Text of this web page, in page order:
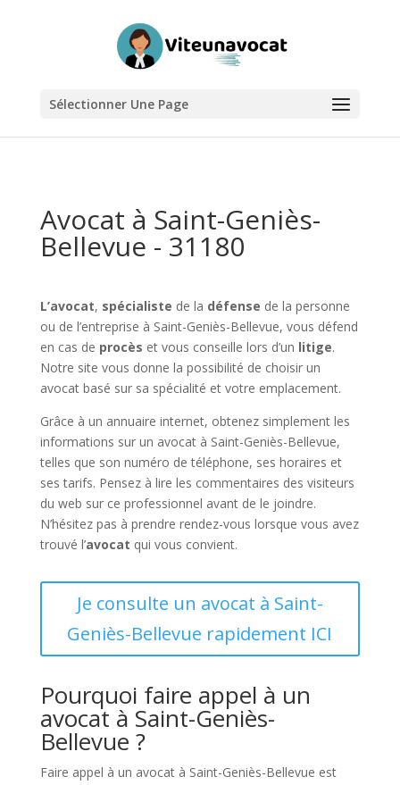
Sélectionner Une Page
Avocat à Saint-Geniès-
Bellevue - 31180
L’avocat, spécialiste de la défense de la personne
ou de l’entreprise à Saint-Geniès-Bellevue, vous défend
en cas de procès et vous conseille lors d’un litige.
Notre site vous donne la possibilité de choisir un
avocat basé sur sa spécialité et votre emplacement.
Grâce à un annuaire internet, obtenez simplement les
informations sur un avocat à Saint-Geniès-Bellevue,
telles que son numéro de téléphone, ses horaires et
ses tarifs. Pensez à lire les commentaires des visiteurs
du web sur ce professionnel avant de le joindre.
N’hésitez pas à prendre rendez-vous lorsque vous avez
trouvé l’avocat qui vous convient.
Je consulte un avocat à Saint-
Geniès-Bellevue rapidement ICI
Pourquoi faire appel à un
avocat à Saint-Geniès-
Bellevue ?
Faire appel à un avocat à Saint-Geniès-Bellevue est